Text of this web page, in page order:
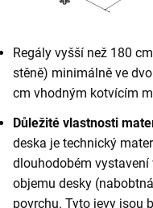
Regály vyšší než 180
stěně) minimálně ve
cm vhodným kotvícím
Důležité vlastnosti
deska je technický
dlouhodobém
objemu desky
povrchu. Tyto jevy jsou